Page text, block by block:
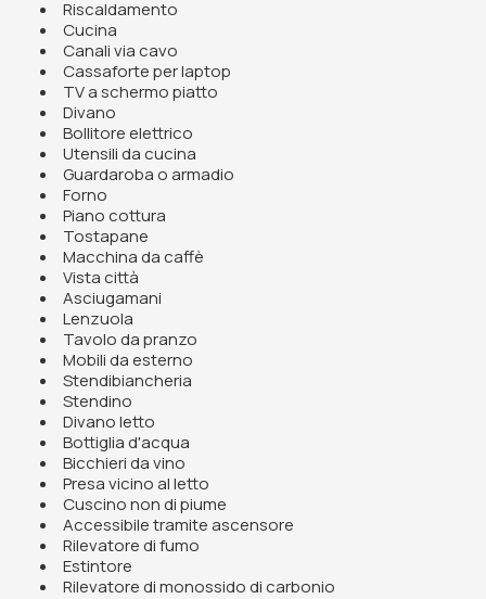
Riscaldamento
Cucina
Canali via cavo
Cassaforte per laptop
TV a schermo piatto
Divano
Bollitore elettrico
Utensili da cucina
Guardaroba o armadio
Forno
Piano cottura
Tostapane
Macchina da caffè
Vista città
Asciugamani
Lenzuola
Tavolo da pranzo
Mobili da esterno
Stendibiancheria
Stendino
Divano letto
Bottiglia d'acqua
Bicchieri da vino
Presa vicino al letto
Cuscino non di piume
Accessibile tramite ascensore
Rilevatore di fumo
Estintore
Rilevatore di monossido di carbonio